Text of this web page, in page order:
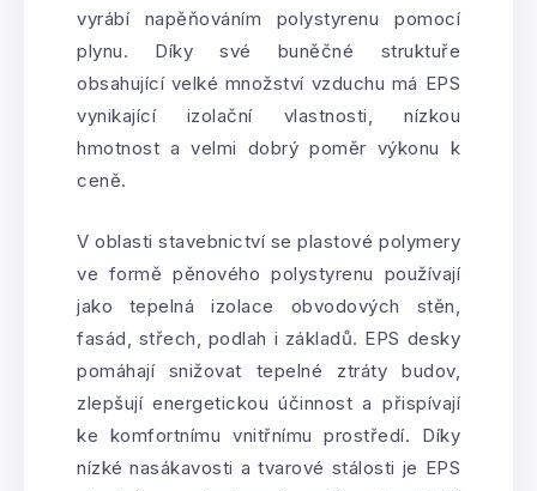
vyrábí napěňováním polystyrenu pomocí
plynu. Díky své buněčné struktuře
obsahující velké množství vzduchu má EPS
vynikající izolační vlastnosti, nízkou
hmotnost a velmi dobrý poměr výkonu k
ceně.
V oblasti stavebnictví se plastové polymery
ve formě pěnového polystyrenu používají
jako tepelná izolace obvodových stěn,
fasád, střech, podlah i základů. EPS desky
pomáhají snižovat tepelné ztráty budov,
zlepšují energetickou účinnost a přispívají
ke komfortnímu vnitřnímu prostředí. Díky
nízké nasákavosti a tvarové stálosti je EPS